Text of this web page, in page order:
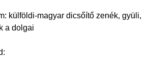
külföldi-magyar dicsőítő zenék, gyüli,
a dolgai